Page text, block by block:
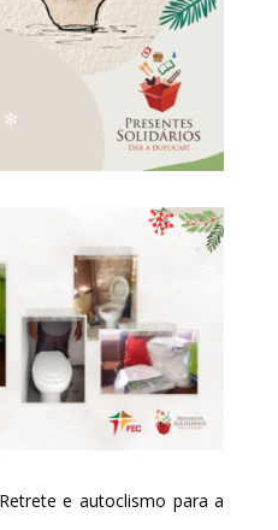
Retrete e autoclismo para a